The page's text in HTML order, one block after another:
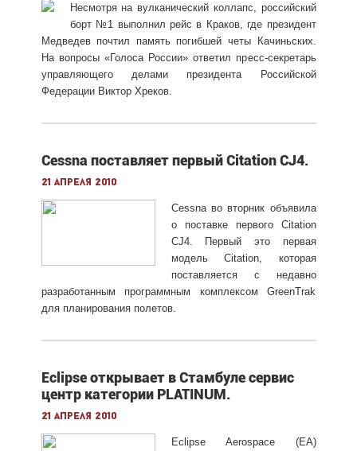
Несмотря на вулканический коллапс, российский
борт №1 выполнил рейс в Краков, где президент
Медведев почтил память погибшей четы Качиньских.
На вопросы «Голоса России» ответил пресс-секретарь
управляющего делами президента Российской
Федерации Виктор Хреков.
Cessna поставляет первый Citation CJ4.
21 апреля 2010
Cessna во вторник объявила
о поставке первого Citation
CJ4. Первый это первая
модель Citation, которая
поставляется с недавно
разработанным программным комплексом GreenTrak
для планирования полетов.
Eclipse открывает в Cтамбуле сервис
центр категории PLATINUM.
21 апреля 2010
Eclipse Aerospace (EA)